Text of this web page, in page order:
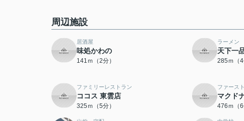
周辺施設
居酒屋
味処かわの
141ｍ（2分）
ラーメン
天下一
285ｍ（4
ファミリーレストラン
ココス 東雲店
325ｍ（5分）
ファース
マクド
476ｍ（6